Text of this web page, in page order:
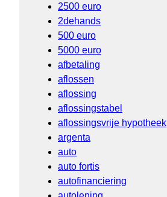
2500 euro
2dehands
500 euro
5000 euro
afbetaling
aflossen
aflossing
aflossingstabel
aflossingsvrije hypotheek
argenta
auto
auto fortis
autofinanciering